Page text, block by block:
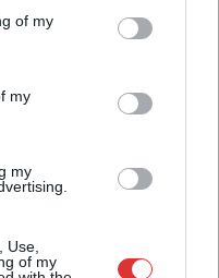
You may click to
its third-party tags to
in below Google
of my
my
my
Use,
of my
hétről hétre
Szijjártó